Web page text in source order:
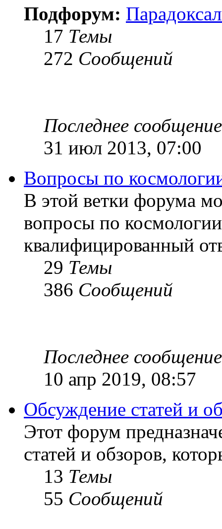
Подфорум:
17 Темы
272 Сообщений
Последнее сообщение
31 июл 2013, 07:00
Вопросы по
В этой ветки форума
вопросы по
квалифицированный
29 Темы
386 Сообщений
Последнее сообщение
10 апр 2019, 08:57
Обсуждение статей и
Этот форум
статей и обзоров,
13 Темы
55 Сообщений